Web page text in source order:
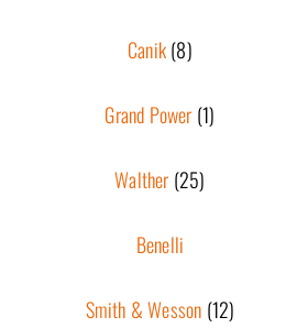
Canik(8)
Grand Power (1)
Walther (25)
Benelli
Smith & Wesson (12)